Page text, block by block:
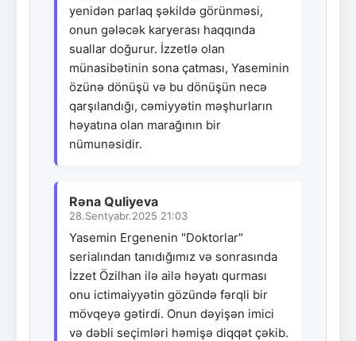
yenidən parlaq şəkildə görünməsi,
onun gələcək karyerası haqqında
suallar doğurur. İzzetlə olan
münasibətinin sona çatması, Yaseminin
özünə dönüşü və bu dönüşün necə
qarşılandığı, cəmiyyətin məşhurların
həyatına olan marağının bir
nümunəsidir.
Rəna Quliyeva
28.Sentyabr.2025 21:03
Yasemin Ergenenin "Doktorlar"
serialından tanıdığımız və sonrasında
İzzet Özilhan ilə ailə həyatı qurması
onu ictimaiyyətin gözündə fərqli bir
mövqeyə gətirdi. Onun dəyişən imici
və dəbli seçimləri həmişə diqqət çəkib.